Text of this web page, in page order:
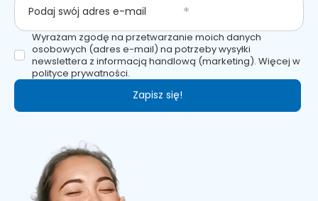
Podaj swój adres e-mail
Wyrażam zgodę na przetwarzanie moich danych
osobowych (adres e-mail) na potrzeby wysyłki
newslettera z informacją handlową (marketing). Więcej w
polityce prywatności.
Zapisz się!